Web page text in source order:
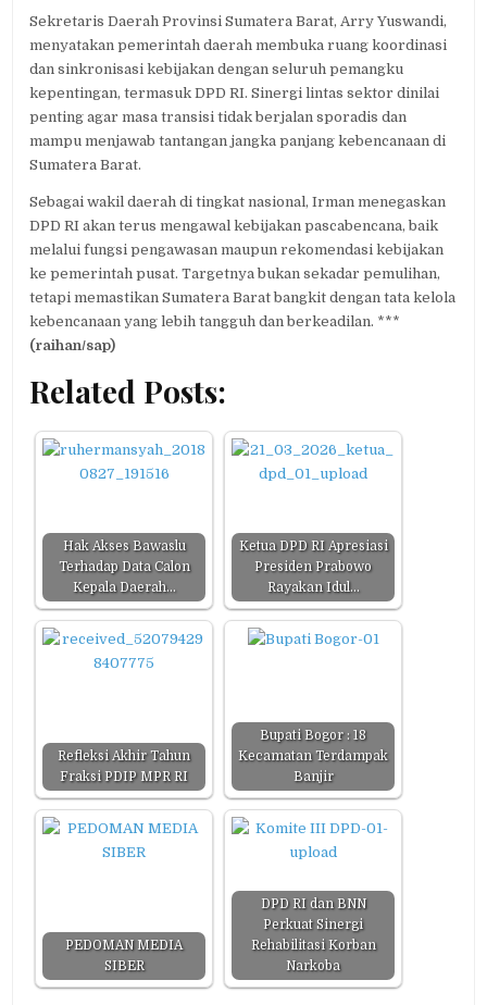
Sekretaris Daerah Provinsi Sumatera Barat, Arry Yuswandi,
menyatakan pemerintah daerah membuka ruang koordinasi
dan sinkronisasi kebijakan dengan seluruh pemangku
kepentingan, termasuk DPD RI. Sinergi lintas sektor dinilai
penting agar masa transisi tidak berjalan sporadis dan
mampu menjawab tantangan jangka panjang kebencanaan di
Sumatera Barat.
Sebagai wakil daerah di tingkat nasional, Irman menegaskan
DPD RI akan terus mengawal kebijakan pascabencana, baik
melalui fungsi pengawasan maupun rekomendasi kebijakan
ke pemerintah pusat. Targetnya bukan sekadar pemulihan,
tetapi memastikan Sumatera Barat bangkit dengan tata kelola
kebencanaan yang lebih tangguh dan berkeadilan. ***
(raihan/sap)
Related Posts:
Hak Akses Bawaslu
Terhadap Data Calon
Kepala Daerah…
Ketua DPD RI Apresiasi
Presiden Prabowo
Rayakan Idul…
Refleksi Akhir Tahun
Fraksi PDIP MPR RI
Bupati Bogor : 18
Kecamatan Terdampak
Banjir
PEDOMAN MEDIA
SIBER
DPD RI dan BNN
Perkuat Sinergi
Rehabilitasi Korban
Narkoba